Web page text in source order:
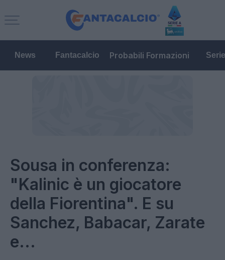
News Fantacalcio Probabili Formazioni
Sousa in conferenza:
"Kalinic è un giocatore
della Fiorentina". E su
Sanchez, Babacar, Zarate
e...